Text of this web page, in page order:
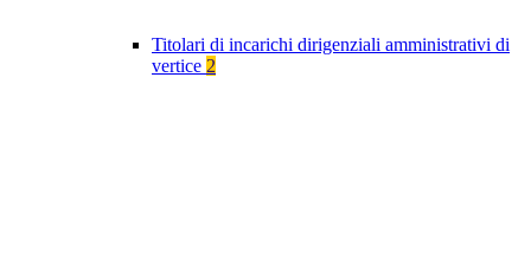
Titolari di incarichi dirigenziali amministrativi di
vertice 2